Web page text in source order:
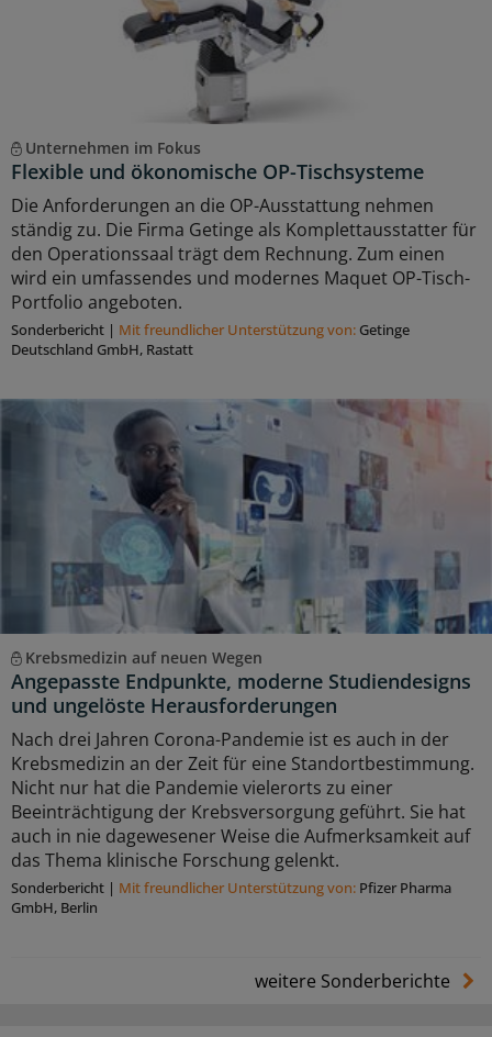
Unternehmen im Fokus
Flexible und ökonomische OP-Tischsysteme
Die Anforderungen an die OP-Ausstattung nehmen
ständig zu. Die Firma Getinge als Komplettausstatter für
den Operationssaal trägt dem Rechnung. Zum einen
wird ein umfassendes und modernes Maquet OP-Tisch-
Portfolio angeboten.
Sonderbericht | Mit freundlicher Unterstützung von: Getinge
Deutschland GmbH, Rastatt
Krebsmedizin auf neuen Wegen
Angepasste Endpunkte, moderne Studiendesigns
und ungelöste Herausforderungen
Nach drei Jahren Corona-Pandemie ist es auch in der
Krebsmedizin an der Zeit für eine Standortbestimmung.
Nicht nur hat die Pandemie vielerorts zu einer
Beeinträchtigung der Krebsversorgung geführt. Sie hat
auch in nie dagewesener Weise die Aufmerksamkeit auf
das Thema klinische Forschung gelenkt.
Sonderbericht | Mit freundlicher Unterstützung von: Pfizer Pharma
GmbH, Berlin
weitere Sonderberichte